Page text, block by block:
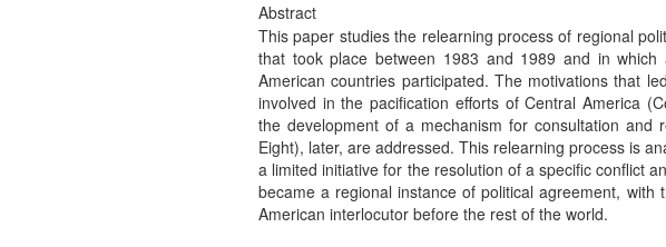
Abstract
This paper studies the relearning process of regional
that took place between 1983 and 1989 and in which
American countries participated. The motivations that
involved in the pacification efforts of Central America
the development of a mechanism for consultation and
Eight), later, are addressed. This relearning process is
a limited initiative for the resolution of a specific conflict
became a regional instance of political agreement, with
American interlocutor before the rest of the world.